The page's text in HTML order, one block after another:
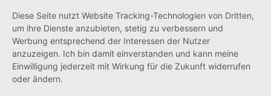
Informationen
Diese Seite nutzt Website Tracking-Technologien von Dritten,
um ihre Dienste anzubieten, stetig zu verbessern und
Werbung entsprechend der Interessen der Nutzer
anzuzeigen. Ich bin damit einverstanden und kann meine
Einwilligung jederzeit mit Wirkung für die Zukunft widerrufen
oder ändern.